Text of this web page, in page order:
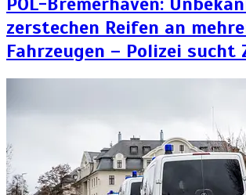
zerstechen Reifen an
Fahrzeugen – Polizei sucht